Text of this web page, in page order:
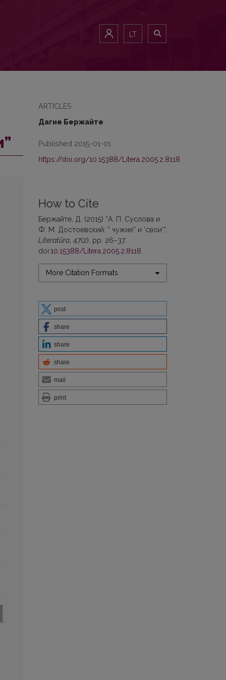
LT
ARTICLES
Дагне Бержайте
Published 2015-01-01
https://doi.org/10.15388/Litera.2005.2.8118
How to Cite
Бержайте, Д. (2015) “А. П. Суслова и
Ф. М. Достоевский: ” чужие” и ‘свои’”,
Literatūra , 47(2), pp. 26–37.
doi:10.15388/Litera.2005.2.8118
More Citation Formats
post
share
share
share
mail
print